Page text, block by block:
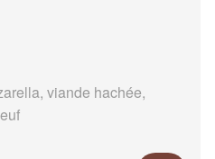
viande hachée,